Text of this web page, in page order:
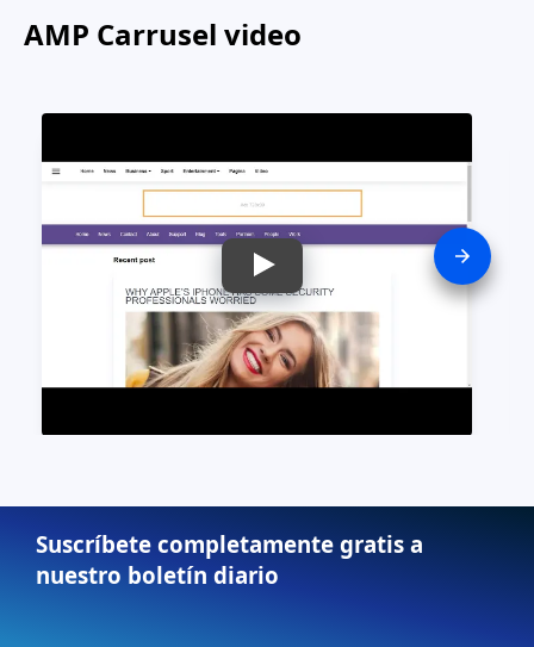
AMP Carrusel video
Suscríbete completamente gratis a
nuestro boletín diario